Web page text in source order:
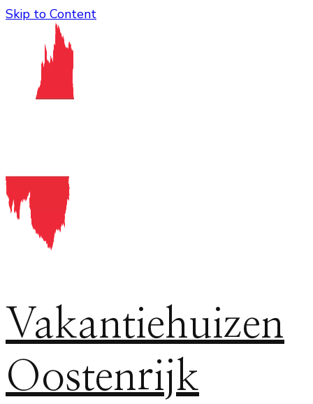
Skip to Content
Vakantiehuizen
Oostenrijk